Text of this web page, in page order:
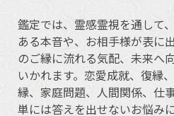
鑑定では、霊感霊視を通して
ある本音や、お相手様が表に
のご縁に流れる気配、未来へ
いかれます。恋愛成就、復縁
縁、家庭問題、人間関係、仕
単には答えを出せないお悩み